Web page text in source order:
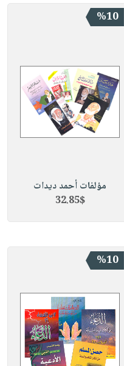
%10
مؤلفات أحمد ديدات
32.85$
%10